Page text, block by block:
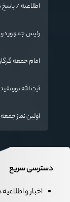
اطلاعیه /
رئیس جمهور
امام جمعه
مفید برای آینده
آیت الله
اولین نماز
معظم رهبری
دسترسی سریع
اخبار و